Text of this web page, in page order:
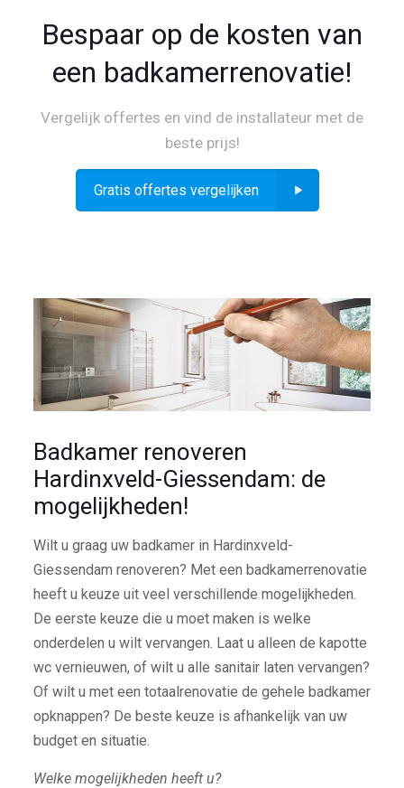
Bespaar op de kosten van
een badkamerrenovatie!
Vergelijk offertes en vind de installateur met de
beste prijs!
Gratis offertes vergelijken
Badkamer renoveren
Hardinxveld-Giessendam: de
mogelijkheden!
Wilt u graag uw badkamer in Hardinxveld-
Giessendam renoveren? Met een badkamerrenovatie
heeft u keuze uit veel verschillende mogelijkheden.
De eerste keuze die u moet maken is welke
onderdelen u wilt vervangen. Laat u alleen de kapotte
wc vernieuwen, of wilt u alle sanitair laten vervangen?
Of wilt u met een totaalrenovatie de gehele badkamer
opknappen? De beste keuze is afhankelijk van uw
budget en situatie.
Welke mogelijkheden heeft u?